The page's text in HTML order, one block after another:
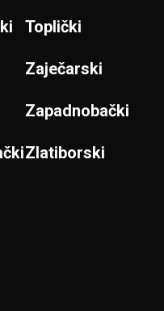
Toplički
Zaječarski
Zapadnobački
Zlatiborski